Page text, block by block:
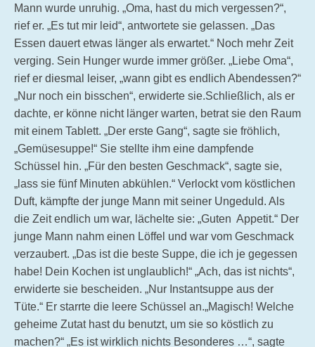
Mann wurde unruhig. „Oma, hast du mich vergessen?“,
rief er. „Es tut mir leid“, antwortete sie gelassen. „Das
Essen dauert etwas länger als erwartet.“ Noch mehr Zeit
verging. Sein Hunger wurde immer größer. „Liebe Oma“,
rief er diesmal leiser, „wann gibt es endlich Abendessen?“
„Nur noch ein bisschen“, erwiderte sie.Schließlich, als er
dachte, er könne nicht länger warten, betrat sie den Raum
mit einem Tablett. „Der erste Gang“, sagte sie fröhlich,
„Gemüsesuppe!“ Sie stellte ihm eine dampfende
Schüssel hin. „Für den besten Geschmack“, sagte sie,
„lass sie fünf Minuten abkühlen.“ Verlockt vom köstlichen
Duft, kämpfte der junge Mann mit seiner Ungeduld. Als
die Zeit endlich um war, lächelte sie: „Guten Appetit.“ Der
junge Mann nahm einen Löffel und war vom Geschmack
verzaubert. „Das ist die beste Suppe, die ich je gegessen
habe! Dein Kochen ist unglaublich!“ „Ach, das ist nichts“,
erwiderte sie bescheiden. „Nur Instantsuppe aus der
Tüte.“ Er starrte die leere Schüssel an.„Magisch! Welche
geheime Zutat hast du benutzt, um sie so köstlich zu
machen?“ „Es ist wirklich nichts Besonderes …“, sagte